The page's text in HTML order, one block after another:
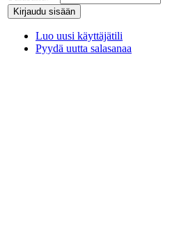
Luo uusi käyttäjätili
Pyydä uutta salasanaa